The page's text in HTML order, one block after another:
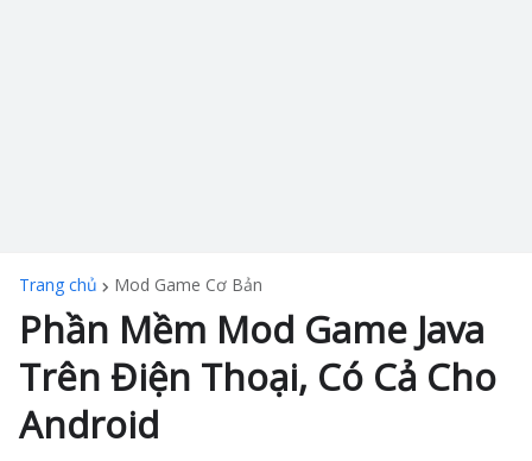
Trang chủ Mod Game Cơ Bản
Phần Mềm Mod Game Java
Trên Điện Thoại, Có Cả Cho
Android